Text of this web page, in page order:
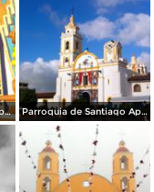
Parroquia de Chignahuapan. Parroquia de Santiago Apóstol